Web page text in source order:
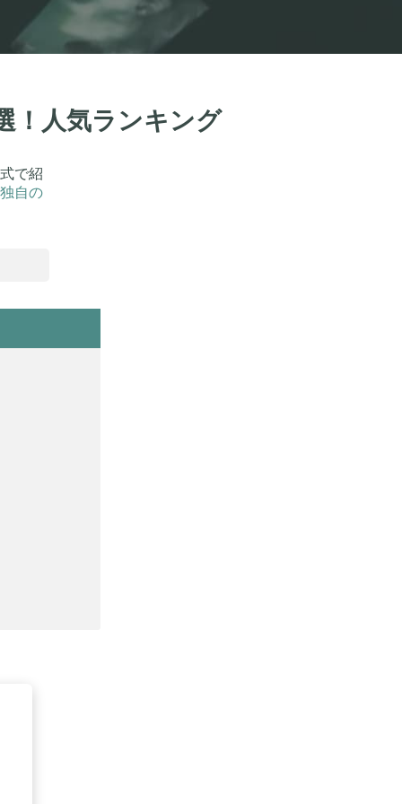
！人気ランキング
で紹
独自の